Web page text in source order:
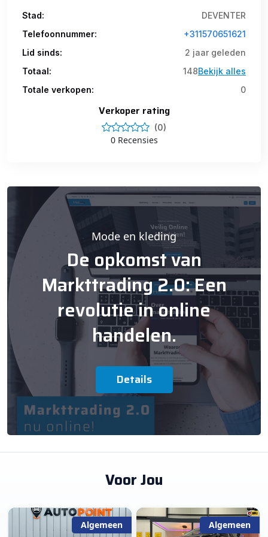
Stad:
DEVENTER
Telefoonnummer:
+311570651621
Lid sinds:
2 jaar geleden
Totaal:
148Bekijk alles
Totale verkopen:
0
Verkoper rating
(0)
0 Recensies
Mode en kleding
De opkomst van
Markttrading 2.0: Een
revolutie in online
handelen.
Details
Voor Jou
Algemeen Algemeen